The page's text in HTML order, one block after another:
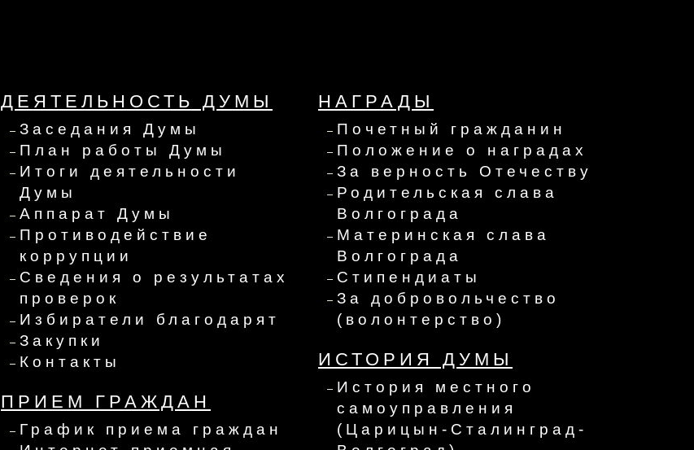
ДЕЯТЕЛЬНОСТЬ ДУМЫ
Заседания Думы
План работы Думы
Итоги деятельности
Думы
Аппарат Думы
Противодействие
коррупции
Сведения о результатах
проверок
Избиратели благодарят
Закупки
Контакты
ПРИЕМ ГРАЖДАН
График приема граждан
НАГРАДЫ
Почетный гражданин
Положение о наградах
За верность Отечеству
Родительская слава
Волгограда
Материнская слава
Волгограда
Стипендиаты
За добровольчество
(волонтерство)
ИСТОРИЯ ДУМЫ
История местного
самоуправления
(Царицын-Сталинград-